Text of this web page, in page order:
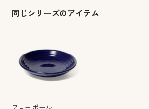
同じシリーズのアイテム
フロー ボール